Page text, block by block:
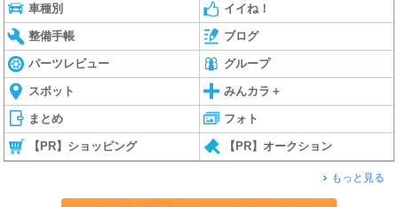
車種別 イイね！
整備手帳 ブログ
パーツレビュー グループ
スポット みんカラ＋
まとめ フォト
【PR】ショッピング 【PR】オークション
もっと見る